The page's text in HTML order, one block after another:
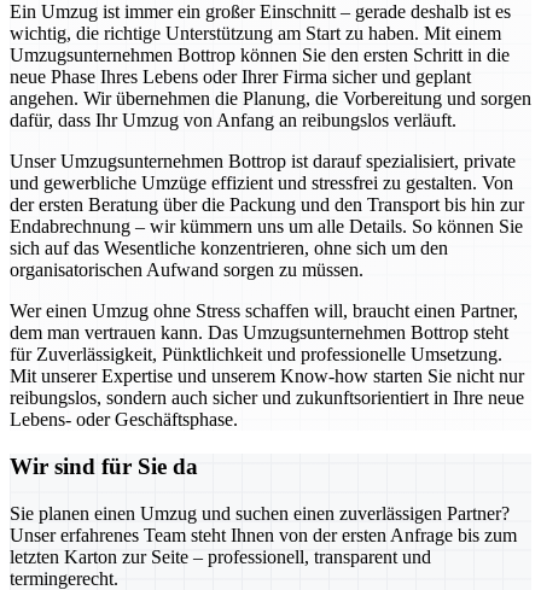
Ein Umzug ist immer ein großer Einschnitt – gerade deshalb ist es
wichtig, die richtige Unterstützung am Start zu haben. Mit einem
Umzugsunternehmen Bottrop können Sie den ersten Schritt in die
neue Phase Ihres Lebens oder Ihrer Firma sicher und geplant
angehen. Wir übernehmen die Planung, die Vorbereitung und sorgen
dafür, dass Ihr Umzug von Anfang an reibungslos verläuft.
Unser Umzugsunternehmen Bottrop ist darauf spezialisiert, private
und gewerbliche Umzüge effizient und stressfrei zu gestalten. Von
der ersten Beratung über die Packung und den Transport bis hin zur
Endabrechnung – wir kümmern uns um alle Details. So können Sie
sich auf das Wesentliche konzentrieren, ohne sich um den
organisatorischen Aufwand sorgen zu müssen.
Wer einen Umzug ohne Stress schaffen will, braucht einen Partner,
dem man vertrauen kann. Das Umzugsunternehmen Bottrop steht
für Zuverlässigkeit, Pünktlichkeit und professionelle Umsetzung.
Mit unserer Expertise und unserem Know-how starten Sie nicht nur
reibungslos, sondern auch sicher und zukunftsorientiert in Ihre neue
Lebens- oder Geschäftsphase.
Wir sind für Sie da
Sie planen einen Umzug und suchen einen zuverlässigen Partner?
Unser erfahrenes Team steht Ihnen von der ersten Anfrage bis zum
letzten Karton zur Seite – professionell, transparent und
termingerecht.